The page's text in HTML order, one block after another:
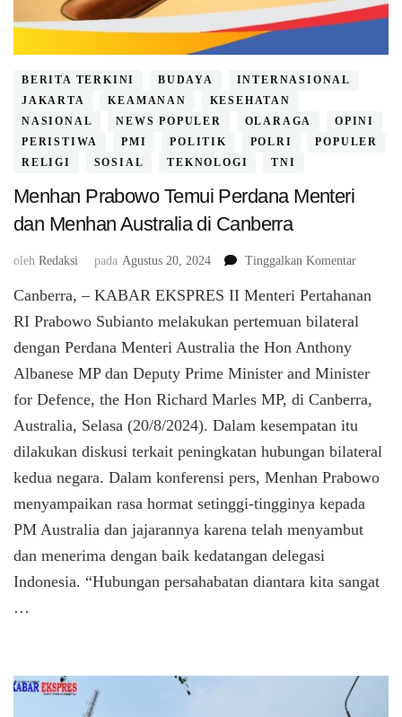
BERITA TERKINI BUDAYA
INTERNASIONAL
JAKARTA
KEAMANAN
KESEHATAN
NASIONAL
NEWS POPULER OLARAGA
OPINI
PERISTIWA
PMI POLITIK POLRI
POPULER
RELIGI
SOSIAL TEKNOLOGI TNI
Menhan Prabowo Temui Perdana Menteri
dan Menhan Australia di Canberra
oleh Redaksi pada Agustus 20, 2024 Tinggalkan Komentarpada
Prabowo
Temui
dan
Australia
di
Canberra
Canberra, – KABAR EKSPRES II Menteri Pertahanan
RI Prabowo Subianto melakukan pertemuan bilateral
dengan Perdana Menteri Australia the Hon Anthony
Albanese MP dan Deputy Prime Minister and Minister
for Defence, the Hon Richard Marles MP, di Canberra,
Australia, Selasa (20/8/2024). Dalam kesempatan itu
dilakukan diskusi terkait peningkatan hubungan bilateral
kedua negara. Dalam konferensi pers, Menhan Prabowo
menyampaikan rasa hormat setinggi-tingginya kepada
PM Australia dan jajarannya karena telah menyambut
dan menerima dengan baik kedatangan delegasi
Indonesia. “Hubungan persahabatan diantara kita sangat
…